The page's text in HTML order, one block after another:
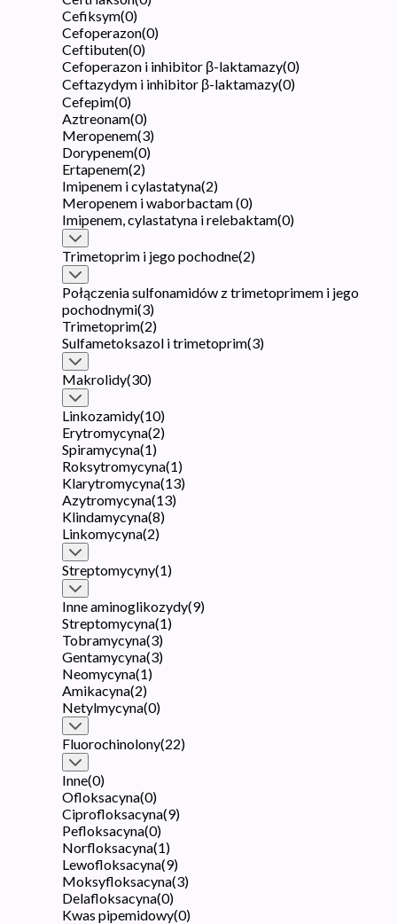
Cefiksym(0)
Cefoperazon(0)
Ceftibuten(0)
Cefoperazon i inhibitor β-laktamazy(0)
Ceftazydym i inhibitor β-laktamazy(0)
Cefepim(0)
Aztreonam(0)
Meropenem(3)
Dorypenem(0)
Ertapenem(2)
Imipenem i cylastatyna(2)
Meropenem i waborbactam(0)
Imipenem, cylastatyna i relebaktam(0)
Trimetoprim i jego pochodne(2)
Połączenia sulfonamidów z trimetoprimem i jego
pochodnymi(3)
Trimetoprim(2)
Sulfametoksazol i trimetoprim(3)
Makrolidy(30)
Linkozamidy(10)
Erytromycyna(2)
Spiramycyna(1)
Roksytromycyna(1)
Klarytromycyna(13)
Azytromycyna(13)
Klindamycyna(8)
Linkomycyna(2)
Streptomycyny(1)
Inne aminoglikozydy(9)
Streptomycyna(1)
Tobramycyna(3)
Gentamycyna(3)
Neomycyna(1)
Amikacyna(2)
Netylmycyna(0)
Fluorochinolony(22)
Inne(0)
Ofloksacyna(0)
Ciprofloksacyna(9)
Pefloksacyna(0)
Norfloksacyna(1)
Lewofloksacyna(9)
Moksyfloksacyna(3)
Delafloksacyna(0)
Kwas pipemidowy(0)